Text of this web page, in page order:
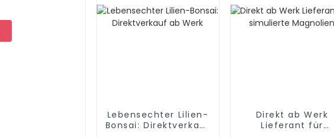
Lebensechter Lilien-
Bonsai: Direktverkauf
Direkt ab Werk
Lieferant für